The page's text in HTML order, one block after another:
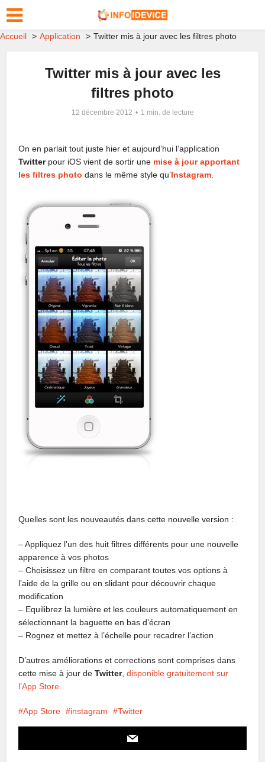
Accueil Application Twitter mis à jour avec les filtres photo
Twitter mis à jour avec les
filtres photo
12 décembre 2012 1 min. de lecture
On en parlait tout juste hier et aujourd’hui l’application
Twitterpour iOS vient de sortir une mise à jour apportant
les filtres photo dans le même style qu’Instagram
Quelles sont les nouveautés dans cette nouvelle version :
– Appliquez l’un des huit filtres différents pour une nouvelle
apparence à vos photos
– Choisissez un filtre en comparant toutes vos options à
l’aide de la grille ou en slidant pour découvrir chaque
modification
– Equilibrez la lumière et les couleurs automatiquement en
sélectionnant la baguette en bas d’écran
– Rognez et mettez à l’échelle pour recadrer l’action
D’autres améliorations et corrections sont comprises dans
cette mise à jour deTwitter,disponible gratuitement sur
l’App Store.
App Store instagram Twitter